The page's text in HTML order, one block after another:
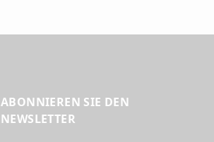
ABONNIEREN SIE DEN
NEWSLETTER